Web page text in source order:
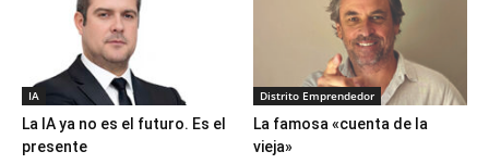
IA
La IA ya no es el futuro. Es el
presente
Distrito Emprendedor
La famosa «cuenta de la
vieja»